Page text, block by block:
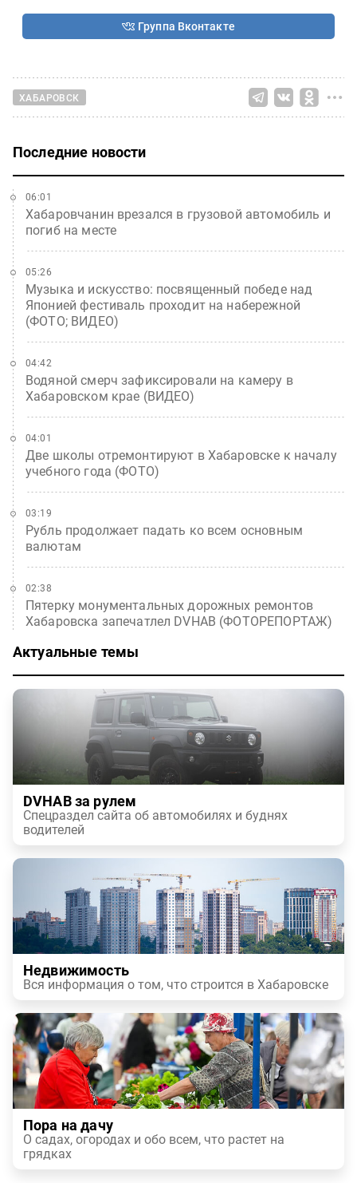
Группа Вконтакте
ХАБАРОВСК
Последние новости
Хабаровчанин врезался в грузовой автомобиль и
погиб на месте
06:01
Музыка и искусство: посвященный победе над
Японией фестиваль проходит на набережной
(ФОТО; ВИДЕО)
05:26
Водяной смерч зафиксировали на камеру в
Хабаровском крае (ВИДЕО)
04:42
Две школы отремонтируют в Хабаровске к началу
учебного года (ФОТО)
04:01
Рубль продолжает падать ко всем основным
валютам
03:19
Пятерку монументальных дорожных ремонтов
Хабаровска запечатлел DVHAB (ФОТОРЕПОРТАЖ)
02:38
Актуальные темы
DVHAB за рулем
Спецраздел сайта об автомобилях и буднях
водителей
Недвижимость
Вся информация о том, что строится в Хабаровске
Пора на дачу
О садах, огородах и обо всем, что растет на
грядках